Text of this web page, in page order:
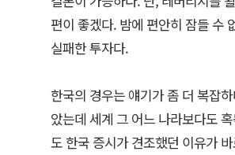
편이 좋겠다. 밤에 편안히 잠들 수
실패한 투자다.
한국의 경우는 얘기가 좀 더 복잡
았는데 세계 그 어느 나라보다도
도 한국 증시가 견조했던 이유가